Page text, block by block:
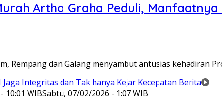
Artha Graha Peduli,
Rempang dan Galang menyambut antusias kehadiran
10:01 WIBSabtu, 07/02/2026 - 1:07 WIB